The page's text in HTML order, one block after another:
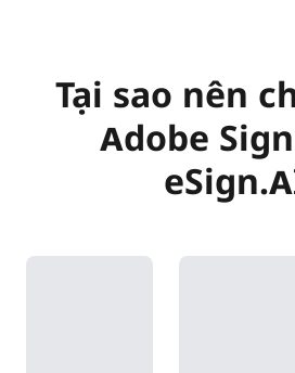
Tại sao nên
Adobe